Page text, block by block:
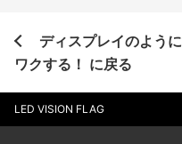
ディスプレイのよう
ワクする！ に戻る
LED VISION FLAG